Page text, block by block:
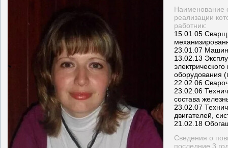
Наименование
реализации
работник:
15.01.05
23.01.07
13.02.13
оборудования
22.02.06
23.02.06
состава
23.02.07
двигателей,
21.02.18
Сведения о
последние 3